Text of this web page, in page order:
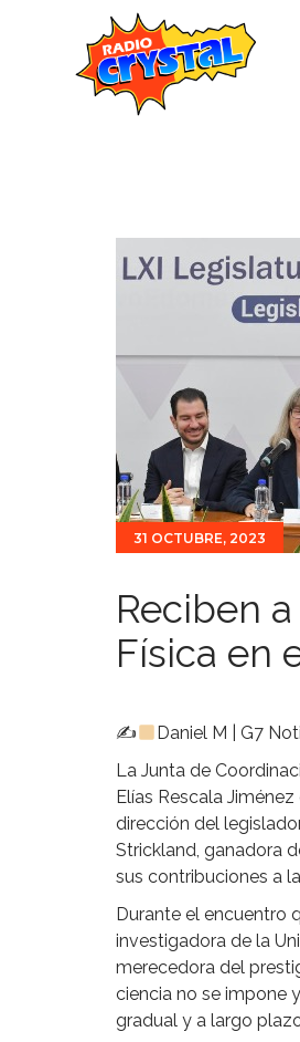
31 OCTUBRE, 2023
Reciben
Física en
✍
Daniel M | G7
La Junta de
Elías Rescala
dirección del
Strickland, ganadora
sus contribuciones a
Durante el encuentro
investigadora de la
merecedora del
ciencia no se impone
gradual y a largo